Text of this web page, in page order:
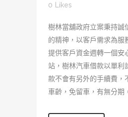
0 Likes
樹林當舖政府立案秉持誠
的精神，以客戶需求為服
提供客戶資金週轉一個安
站，樹林汽車借款以單利
款不會有另外的手續費，
車齡，免留車，有無分期